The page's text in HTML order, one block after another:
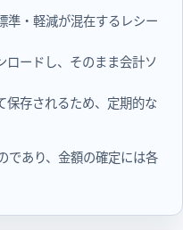
準・軽減が混在するレシー
ロードし、そのまま会計ソ
保存されるため、定期的な
であり、金額の確定には各